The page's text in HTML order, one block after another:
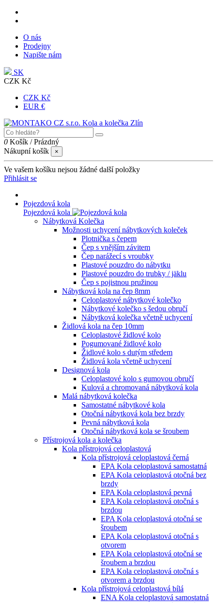
O nás
Prodejny
Napište nám
SK
CZK Kč
CZK Kč
EUR €
0 Košík /Prázdný
Nákupní košík
×
Ve vašem košíku nejsou žádné další položky
Přihlásit se
Pojezdová kola
Pojezdová kola
Nábytková Kolečka
Možnosti uchycení nábytkových koleček
Plotnička s čepem
Čep s vnějším závitem
Čep narážecí s vroubky
Plastové pouzdro do nábytku
Plastové pouzdro do trubky / jäklu
Čep s pojistnou pružinou
Nábytková kola na čep 8mm
Celoplastové nábytkové kolečko
Nábytkové kolečko s šedou obručí
Nábytková kolečka včetně uchycení
Židlová kola na čep 10mm
Celoplastové židlové kolo
Pogumované židlové kolo
Židlové kolo s dutým středem
Židlová kola včetně uchycení
Designová kola
Celoplastové kolo s gumovou obručí
Kulová a chromovaná nábytková kola
Malá nábytková kolečka
Samostatné nábytkové kola
Otočná nábytková kola bez brzdy
Pevná nábytková kola
Otočná nábytková kola se šroubem
Přístrojová kola a kolečka
Kola přístrojová celoplastová
Kola přístrojová celoplastová černá
EPA Kola celoplastová samostatná
EPA Kola celoplastová otočná bez
brzdy
EPA Kola celoplastová pevná
EPA Kola celoplastová otočná s
brzdou
EPA Kola celoplastová otočná se
šroubem
EPA Kola celoplastová otočná s
otvorem
EPA Kola celoplastová otočná se
šroubem a brzdou
EPA Kola celoplastová otočná s
otvorem a brzdou
Kola přístrojová celoplastová bílá
ENA Kola celoplastová samostatná